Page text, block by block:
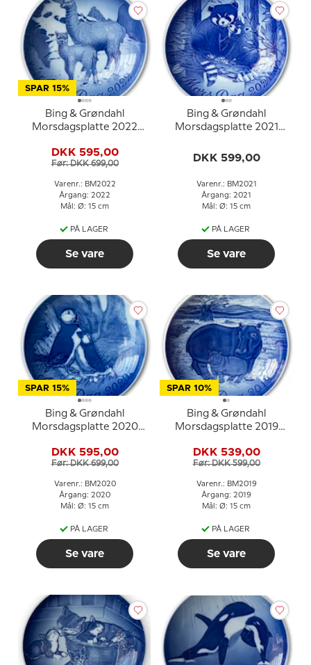
SPAR 15%
Bing & Grøndahl
Morsdagsplatte 2022
DKK 595,00
Før: DKK 699,00
Varenr.: BM2022
Årgang: 2022
Mål: Ø: 15 cm
PÅ LAGER
Se vare
Bing & Grøndahl
Morsdagsplatte 2021
DKK 599,00
Varenr.: BM2021
Årgang: 2021
Mål: Ø: 15 cm
PÅ LAGER
Se vare
SPAR 15%
Bing & Grøndahl
Morsdagsplatte 2020
DKK 595,00
Før: DKK 699,00
Varenr.: BM2020
Årgang: 2020
Mål: Ø: 15 cm
PÅ LAGER
Se vare
SPAR 10%
Bing & Grøndahl
Morsdagsplatte 2019
DKK 539,00
Før: DKK 599,00
Varenr.: BM2019
Årgang: 2019
Mål: Ø: 15 cm
PÅ LAGER
Se vare